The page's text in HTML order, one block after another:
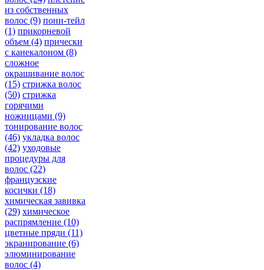
из собственных
волос (9) пони-тейл
(1) прикорневой
объем (4) прически
с канекалоном (8)
сложное
окрашивание волос
(15) стрижка волос
(50) стрижка
горячими
ножницами (9)
тонирование волос
(46) укладка волос
(42) уходовые
процедуры для
волос (22)
французские
косички (18)
химическая завивка
(29) химическое
распрямление (10)
цветные пряди (11)
экранирование (6)
элюминирование
волос (4)